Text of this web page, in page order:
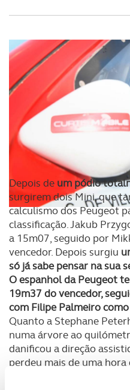
Depois de um pódio
surgirem dois Mini, que
calculismo dos Peugeot
classificação. Jakub
a 15m07, seguido por
vencedor. Depois surgiu
só já sabe pensar na sua
O espanhol da Peugeot
19m37 do vencedor,
com Filipe Palmeiro
Quanto a Stephane
numa árvore ao
danificou a direção
perdeu mais de uma
posição, caindo para o